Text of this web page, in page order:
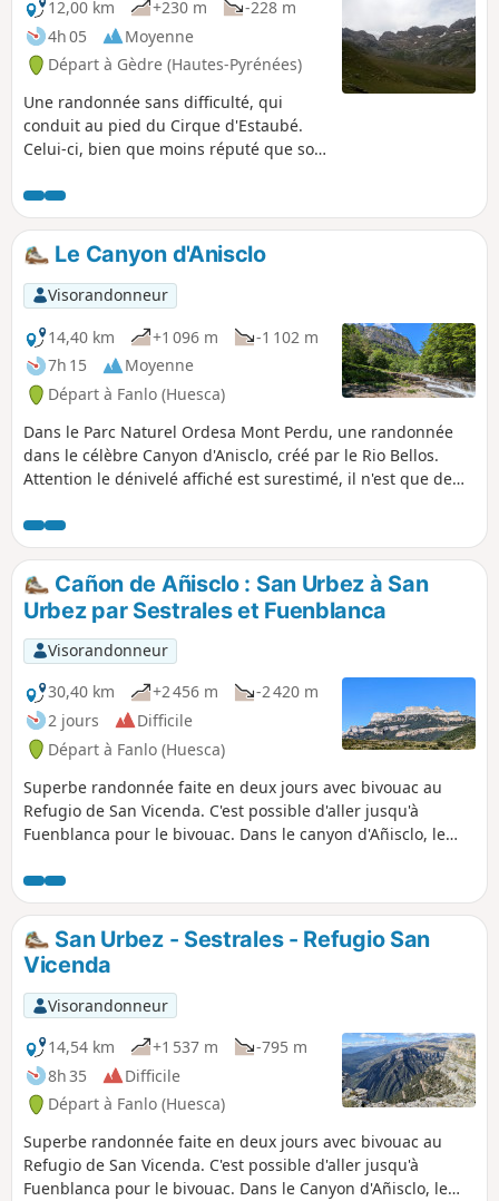
ajoute une touche supplémentaire,
découvrant le Massif du Mont-Perdu.
Randonnée réservée à des randonneurs
aguerris.
12,00 km
+230 m
-228 m
4h 05
Moyenne
Départ à Gèdre (Hautes-Pyrénées)
Une randonnée sans difficulté, qui
conduit au pied du Cirque d'Estaubé.
Celui-ci, bien que moins réputé que son
spectacle avec notamment de
nombreuses cascades. Belles
opportunités de pique-nique dans un
superbe cadre montagnard.
Le Canyon d'Anisclo
Visorandonneur
14,40 km
+1 096 m
-1 102 m
7h 15
Moyenne
Départ à Fanlo (Huesca)
Dans le Parc Naturel Ordesa Mont Perdu, une randonnée
dans le célèbre Canyon d'Anisclo, créé par le Rio Bellos.
Attention le dénivelé affiché est surestimé, il n'est que de
Cañon de Añisclo : San Urbez à San
Urbez par Sestrales et Fuenblanca
Visorandonneur
30,40 km
+2 456 m
-2 420 m
2 jours
Difficile
Départ à Fanlo (Huesca)
Superbe randonnée faite en deux jours avec bivouac au
Refugio de San Vicenda. C'est possible d'aller jusqu'à
Fuenblanca pour le bivouac. Dans le canyon d'Añisclo, le
comptez dormir en van la veille de la rando, mieux vaut se
garer 5-8 km avant le parking du canyon. La route qui va au
parking est en sens unique, et traverser le canyon en
journée doit être magnifique.
San Urbez - Sestrales - Refugio San
Vicenda
Visorandonneur
14,54 km
+1 537 m
-795 m
8h 35
Difficile
Départ à Fanlo (Huesca)
Superbe randonnée faite en deux jours avec bivouac au
Refugio de San Vicenda. C'est possible d'aller jusqu'à
Fuenblanca pour le bivouac. Dans le Canyon d'Añisclo, le